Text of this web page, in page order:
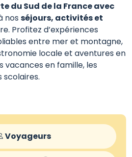
du Sud de la France avec
nos séjours, activités et
Profitez d’expériences
entre mer et montagne,
locale et aventures en
vacances en famille, les
scolaires.
Voyageurs